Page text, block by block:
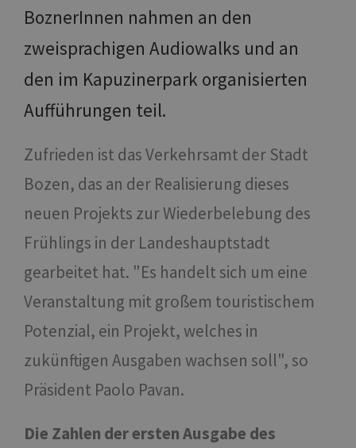
BoznerInnen nahmen an den
zweisprachigen Audiowalks und an
den im Kapuzinerpark organisierten
Aufführungen teil.
Zufrieden ist das Verkehrsamt der Stadt
Bozen, das an der Realisierung dieses
neuen Projekts zur Wiederbelebung des
Frühlings in der Landeshauptstadt
gearbeitet hat. "Es handelt sich um eine
Veranstaltung mit großem touristischem
Potenzial, ein Projekt, welches in
zukünftigen Ausgaben wachsen soll", so
Präsident Paolo Pavan.
Die Zahlen der ersten Ausgabe des